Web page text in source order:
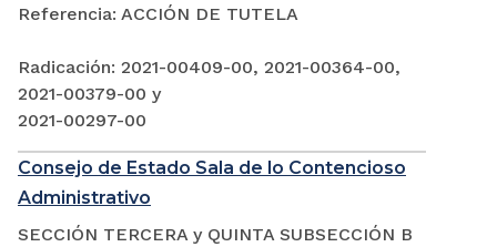
Referencia: ACCIÓN DE TUTELA
Radicación: 2021-00409-00, 2021-00364-00,
2021-00379-00 y
2021-00297-00
Consejo de Estado Sala de lo Contencioso
Administrativo
SECCIÓN TERCERA y QUINTA SUBSECCIÓN B